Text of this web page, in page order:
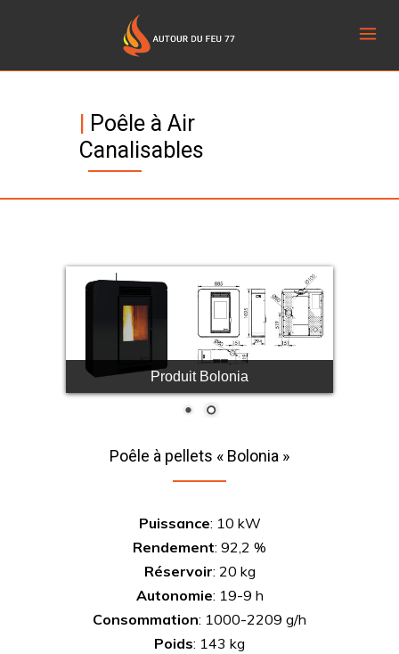
Poêle à Air
Canalisables
Produit Bolonia
Poêle à pellets « Bolonia »
Puissance: 10 kW
Rendement: 92,2 %
Réservoir: 20 kg
Autonomie: 19-9 h
Consommation: 1000-2209 g/h
Poids: 143 kg